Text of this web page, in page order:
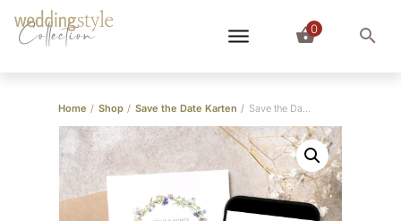
Collection 0
Home / Shop / Save the Date Karten / Save the Date Karte “Vintage Blumenkranz”